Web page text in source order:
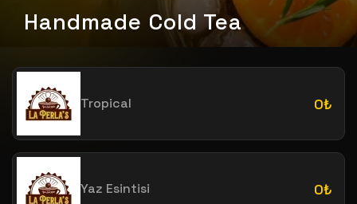
Handmade Cold Tea
Tropical 0₺
Yaz Esintisi 0₺